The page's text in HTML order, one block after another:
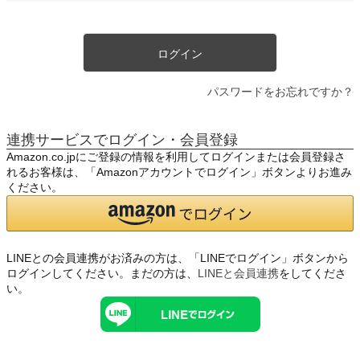
ログイン
パスワードをお忘れですか？
連携サービスでログイン・会員登録
Amazon.co.jpにご登録の情報を利用してログインまたは会員登録さ
れるお客様は、「Amazonアカウントでログイン」ボタンよりお進み
ください。
LINEとの会員連携がお済みの方は、「LINEでログイン」ボタンから
ログインしてください。まだの方は、 LINEと会員連携をしてくださ
い。